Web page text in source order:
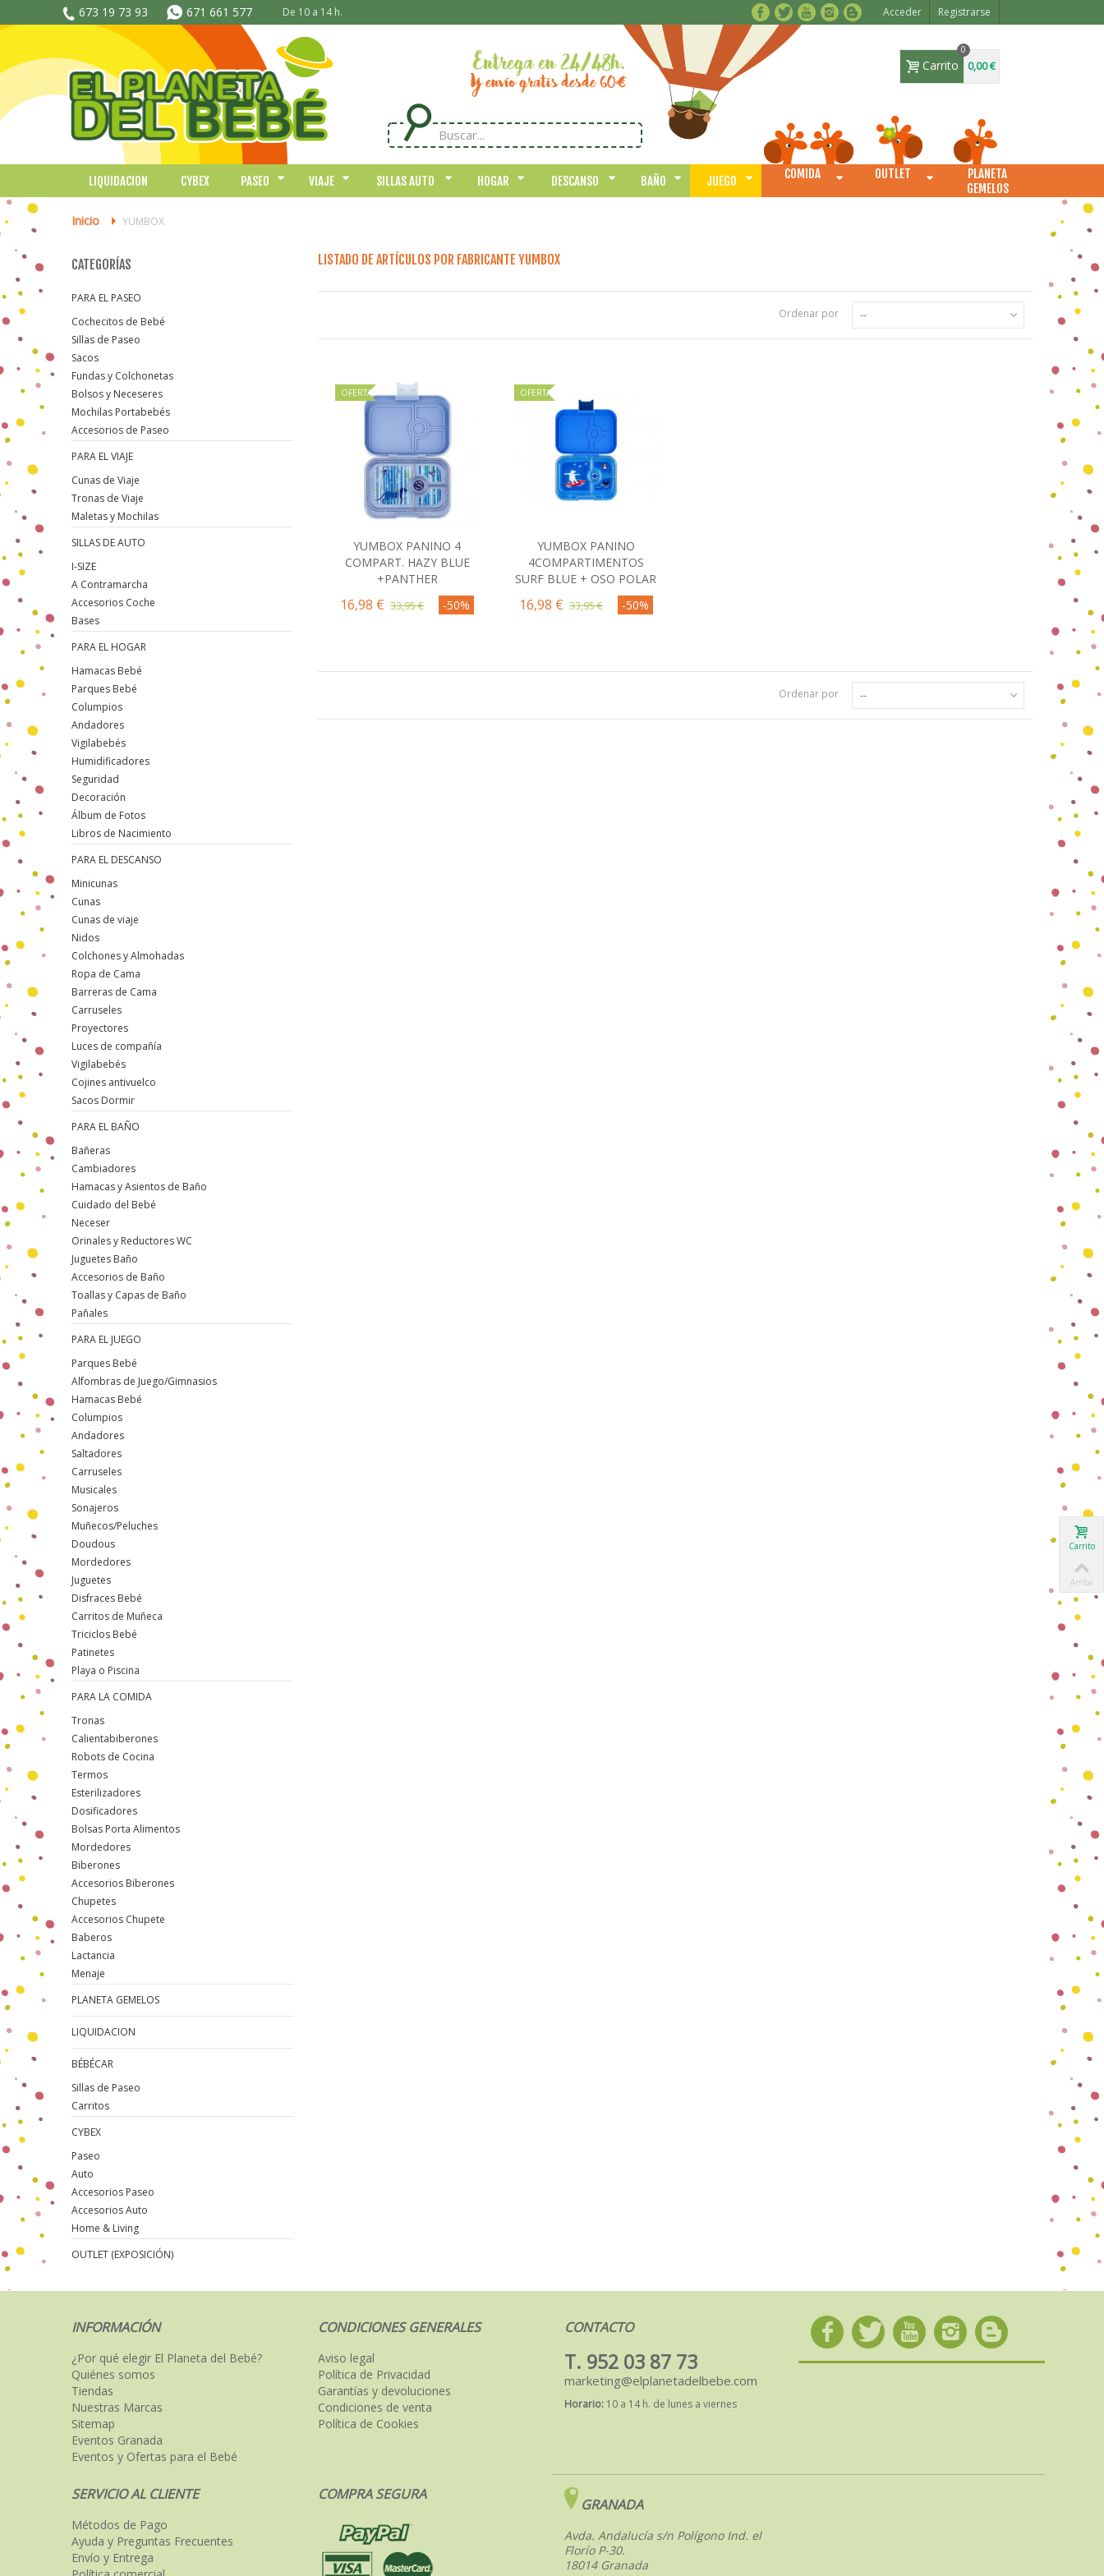
673 19 73 93 671 661 577 De 10 a 14 h. Acceder Registrarse
Carrito
0
0,00 €
LIQUIDACION CYBEX PASEO VIAJE SILLAS AUTO HOGAR DESCANSO BAÑO JUEGO COMIDA OUTLET
PLANETA
GEMELOS
Inicio > YUMBOX
CATEGORÍAS
PARA EL PASEO
Cochecitos de Bebé
Sillas de Paseo
Sacos
Fundas y Colchonetas
Bolsos y Neceseres
Mochilas Portabebés
Accesorios de Paseo
PARA EL VIAJE
Cunas de Viaje
Tronas de Viaje
Maletas y Mochilas
SILLAS DE AUTO
I-SIZE
A Contramarcha
Accesorios Coche
Bases
PARA EL HOGAR
Hamacas Bebé
Parques Bebé
Columpios
Andadores
Vigilabebés
Humidificadores
Seguridad
Decoración
Álbum de Fotos
Libros de Nacimiento
PARA EL DESCANSO
Minicunas
Cunas
Cunas de viaje
Nidos
Colchones y Almohadas
Ropa de Cama
Barreras de Cama
Carruseles
Proyectores
Luces de compañía
Vigilabebés
Cojines antivuelco
Sacos Dormir
PARA EL BAÑO
Bañeras
Cambiadores
Hamacas y Asientos de Baño
Cuidado del Bebé
Neceser
Orinales y Reductores WC
Juguetes Baño
Accesorios de Baño
Toallas y Capas de Baño
Pañales
PARA EL JUEGO
Parques Bebé
Alfombras de Juego/Gimnasios
Hamacas Bebé
Columpios
Andadores
Saltadores
Carruseles
Musicales
Sonajeros
Muñecos/Peluches
Doudous
Mordedores
Juguetes
Disfraces Bebé
Carritos de Muñeca
Triciclos Bebé
Patinetes
Playa o Piscina
PARA LA COMIDA
Tronas
Calientabiberones
Robots de Cocina
Termos
Esterilizadores
Dosificadores
Bolsas Porta Alimentos
Mordedores
Biberones
Accesorios Biberones
Chupetes
Accesorios Chupete
Baberos
Lactancia
Menaje
PLANETA GEMELOS
LIQUIDACION
BÉBÉCAR
Sillas de Paseo
Carritos
CYBEX
Paseo
Auto
Accesorios Paseo
Accesorios Auto
Home & Living
OUTLET (EXPOSICIÓN)
LISTADO DE ARTÍCULOS POR FABRICANTE YUMBOX
Ordenar por --
OFERTA
Comprar
YUMBOX PANINO 4
COMPART. HAZY BLUE
+PANTHER
16,98 € 33,95 € -50%
OFERTA
Comprar
YUMBOX PANINO
4COMPARTIMENTOS
SURF BLUE + OSO POLAR
16,98 € 33,95 € -50%
Ordenar por --
INFORMACIÓN
¿Por qué elegir El Planeta del Bebé?
Quiénes somos
Tiendas
Nuestras Marcas
Sitemap
Eventos Granada
Eventos y Ofertas para el Bebé
CONDICIONES GENERALES
Aviso legal
Política de Privacidad
Garantías y devoluciones
Condiciones de venta
Política de Cookies
CONTACTO
T. 952 03 87 73
marketing@elplanetadelbebe.com
Horario: 10 a 14 h. de lunes a viernes
SERVICIO AL CLIENTE
Métodos de Pago
Ayuda y Preguntas Frecuentes
Envío y Entrega
COMPRA SEGURA
GRANADA
Avda. Andalucía s/n Polígono Ind. el
Florío P-30.
18014 Granada
Carrito
Arriba